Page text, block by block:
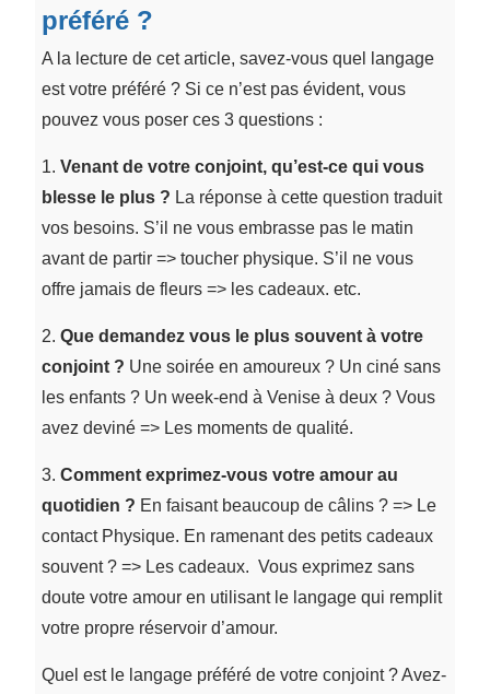
préféré ?
A la lecture de cet article, savez-vous quel langage
est votre préféré ? Si ce n’est pas évident, vous
pouvez vous poser ces 3 questions :
1. Venant de votre conjoint, qu’est-ce qui vous
blesse le plus? La réponse à cette question traduit
vos besoins. S’il ne vous embrasse pas le matin
avant de partir => toucher physique. S’il ne vous
offre jamais de fleurs => les cadeaux. etc.
2. Que demandez vous le plus souvent à votre
conjoint ? Une soirée en amoureux ? Un ciné sans
les enfants ? Un week-end à Venise à deux ? Vous
avez deviné => Les moments de qualité.
3. Comment exprimez-vous votre amour au
quotidien ? En faisant beaucoup de câlins ? => Le
contact Physique. En ramenant des petits cadeaux
souvent ? => Les cadeaux. Vous exprimez sans
doute votre amour en utilisant le langage qui remplit
votre propre réservoir d’amour.
Quel est le langage préféré de votre conjoint ? Avez-